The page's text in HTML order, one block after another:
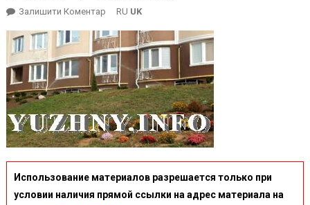
Залишити КоментарOn
4
RU UK
Использование материалов разрешается только при
условии наличия прямой ссылки на адрес материала на